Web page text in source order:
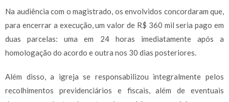
Na audiência com o magistrado, os envolvidos concordaram que,
para encerrar a execução, um valor de R$ 360 mil seria pago em
duas parcelas: uma em 24 horas imediatamente após a
homologação do acordo e outra nos 30 dias posteriores.
Além disso, a igreja se responsabilizou integralmente pelos
recolhimentos previdenciários e fiscais, além de eventuais